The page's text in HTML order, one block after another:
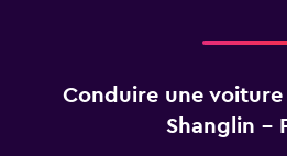
Conduire une
Shanglin -